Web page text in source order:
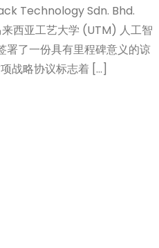
Technology Sdn. Bhd.
西亚工艺大学 (UTM) 人工智
署了一份具有里程碑意义的谅
战略协议标志着 […]